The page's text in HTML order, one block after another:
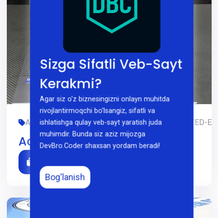
Sizga Sifatli Veb-Sayt
Kerakmi?
Agar siz o'z biznesingizni onlayn muhitda
rivojlantirmoqchi bo'lsangiz, sifatli va
ishlatishga qulay veb-sayt yaratish juda
muhimdir. Bunda siz aziz mijozga
DevBro.Coder shaxsan yordam beradi!
Bog'lanish
ACER, DIZAYN, FOYDALANILGAN, GAMING, LIMITED-
Acer Predator